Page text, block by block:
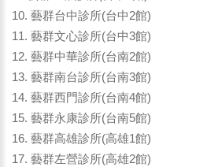
10. 藝群台中診所(台中2館)
11. 藝群文心診所(台中3館)
12. 藝群中華診所(台南2館)
13. 藝群南台診所(台南3館)
14. 藝群西門診所(台南4館)
15. 藝群永康診所(台南5館)
16. 藝群高雄診所(高雄1館)
17. 藝群左營診所(高雄2館)